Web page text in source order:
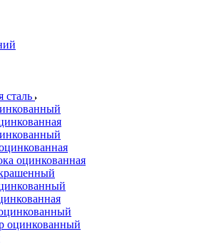
сталь
оцинкованная
оцинкованный